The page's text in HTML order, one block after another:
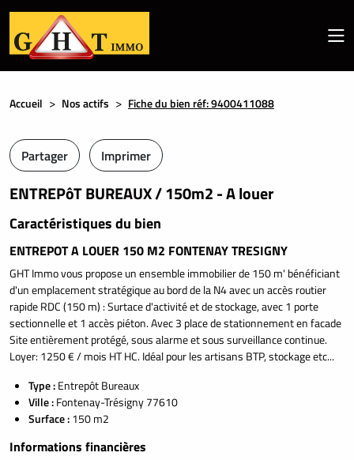
Accueil Nos actifs Fiche du bien réf: 9400411088
ENTREPôT BUREAUX / 150m2 - A louer
Caractéristiques du bien
Partager Imprimer
ENTREPOT A LOUER 150 M2 FONTENAY TRESIGNY
GHT Immo vous propose un ensemble immobilier de 150 m' bénéficiant
d'un emplacement stratégique au bord de la N4 avec un accès routier
rapide RDC (150 m) : Surtace d'activité et de stockage, avec 1 porte
sectionnelle et 1 accès piéton. Avec 3 place de stationnement en facade
Site entièrement protégé, sous alarme et sous surveillance continue.
Loyer: 1250 € / mois HT HC. Idéal pour les artisans BTP, stockage etc...
Type :Entrepôt Bureaux
Ville :Fontenay-Trésigny 77610
Surface :150 m2
Informations financières